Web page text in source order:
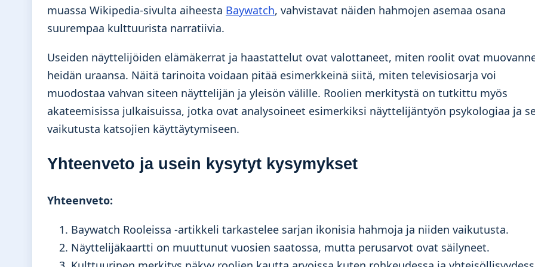
muassa Wikipedia-sivulta aiheesta Baywatch, vahvistavat näiden hahmojen asemaa osana
suurempaa kulttuurista narratiivia.
Useiden näyttelijöiden elämäkerrat ja haastattelut ovat valottaneet, miten roolit ovat
heidän uraansa. Näitä tarinoita voidaan pitää esimerkkeinä siitä, miten televisiosarja voi
muodostaa vahvan siteen näyttelijän ja yleisön välille. Roolien merkitystä on tutkittu myös
akateemisissa julkaisuissa, jotka ovat analysoineet esimerkiksi näyttelijäntyön psykologiaa ja
vaikutusta katsojien käyttäytymiseen.
Yhteenveto ja usein kysytyt kysymykset
Yhteenveto:
Baywatch Rooleissa -artikkeli tarkastelee sarjan ikonisia hahmoja ja niiden vaikutusta.
Näyttelijäkaartti on muuttunut vuosien saatossa, mutta perusarvot ovat säilyneet.